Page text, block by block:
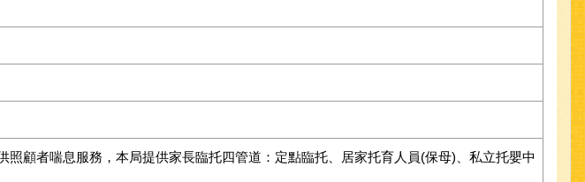
顧者喘息服務，本局提供家長臨托四管道：定點臨托、居家托育人員(保母)、私立托嬰中